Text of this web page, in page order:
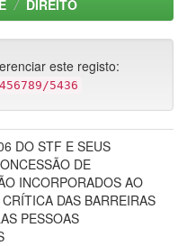
DIREITO
este registo:
5436
DO STF E SEUS
DE
INCORPORADOS AO
DAS BARREIRAS
PESSOAS